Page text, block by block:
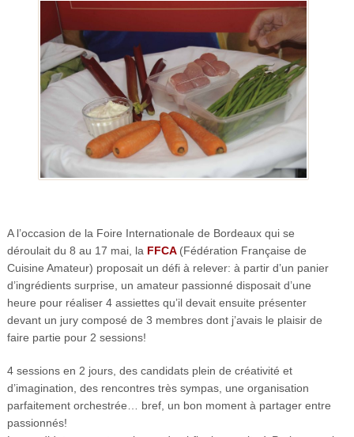
A l’occasion de la Foire Internationale de Bordeaux qui se
déroulait du 8 au 17 mai, la FFCA (Fédération Française de
Cuisine Amateur) proposait un défi à relever: à partir d’un panier
d’ingrédients surprise, un amateur passionné disposait d’une
heure pour réaliser 4 assiettes qu’il devait ensuite présenter
devant un jury composé de 3 membres dont j’avais le plaisir de
faire partie pour 2 sessions!
4 sessions en 2 jours, des candidats plein de créativité et
d’imagination, des rencontres très sympas, une organisation
parfaitement orchestrée… bref, un bon moment à partager entre
passionnés!